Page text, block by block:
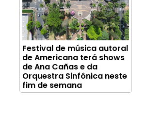
Festival de música autoral
de Americana terá shows
de Ana Cañas e da
Orquestra Sinfônica neste
fim de semana